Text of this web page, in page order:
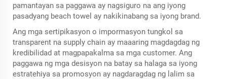
pamantayan sa paggawa ay nagsiguro na ang iyong
pasadyang beach towel ay nakikinabang sa iyong brand.
Ang mga sertipikasyon o impormasyon tungkol sa
transparent na supply chain ay maaaring magdagdag ng
kredibilidad at magpapakalma sa mga customer. Ang
paggawa ng mga desisyon na batay sa halaga sa iyong
estratehiya sa promosyon ay nagdaragdag ng lalim sa